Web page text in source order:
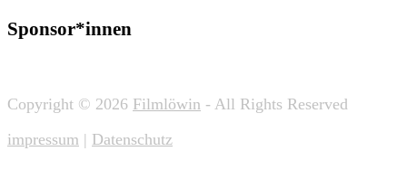
Sponsor*innen
Copyright © 2026 Filmlöwin - All Rights Reserved
impressum | Datenschutz